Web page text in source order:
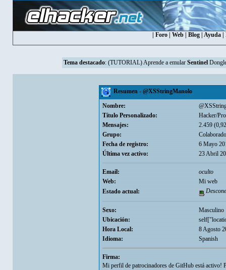
Foro| Web| Blog| Ayuda|
Tema destacado: (TUTORIAL) Aprende a emular Sentinel
Resumen - @XSStringManolo
Nombre:
Título Personalizado:
Hacker/
Mensajes:
2.459
Grupo:
Fecha de registro:
6 Mayo
Última vez activo:
23 Abril
Email:
oculto
Web:
Mi web
Estado actual:
Sexo:
Masculino
Ubicación:
Hora Local:
8 Agosto
Idioma:
Spanish
Firma:
Mi perfil de patrocinadores de GitHub está activo!